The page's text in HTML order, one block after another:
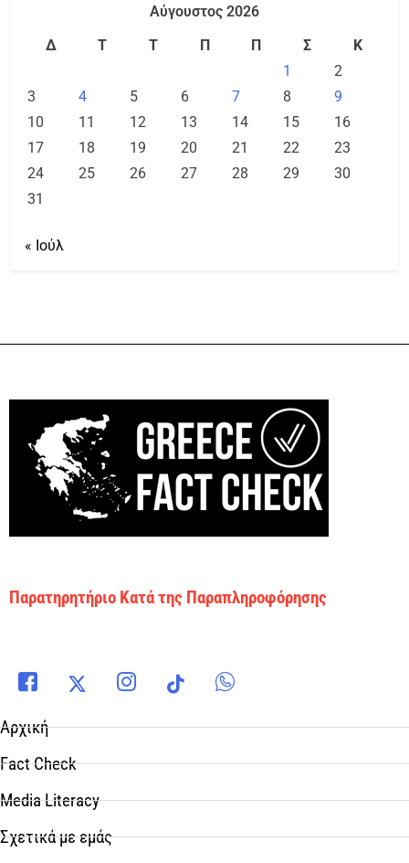
Αύγουστος 2026
Δ
Τ Τ Π Π Σ
Κ
1
2
3
4 5 6 7 8
9
10
11 12 13 14 15
16
17
18 19 20 21 22
23
24
25 26 27 28 29
30
31
« Ιούλ
Παρατηρητήριο Κατά της Παραπληροφόρησης
Αρχική
Fact Check
Media Literacy
Σχετικά με εμάς